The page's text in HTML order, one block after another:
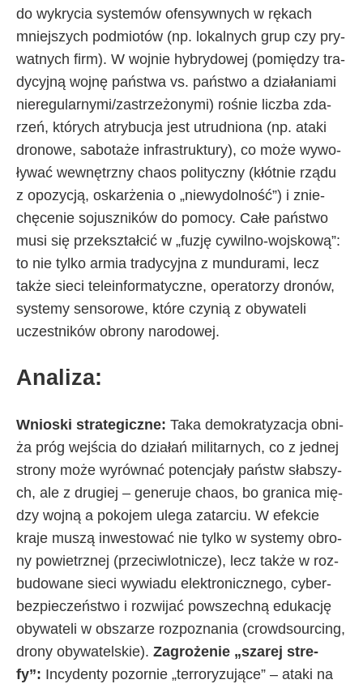
do wy­kry­cia sys­te­mów ofen­syw­ny­ch w rę­ka­ch
mniej­szy­ch pod­mio­tów (np. lo­kal­ny­ch grup czy pry­
wat­ny­ch firm). W woj­nie hy­bry­do­wej (po­mię­dzy tra­
dy­cyj­ną woj­nę pań­stwa vs. pań­stwo a dzia­ła­nia­mi
nie­re­gu­lar­ny­mi/za­strze­żo­ny­mi) ro­śnie licz­ba zda­
rzeń, któ­ry­ch atry­bu­cja je­st utrud­nio­na (np. ata­ki
dro­no­we, sa­bo­ta­że in­fra­struk­tu­ry), co mo­że wy­wo­
ły­wać we­wnętrz­ny cha­os po­li­tycz­ny (kłót­nie rzą­du
z opo­zy­cją, oskar­że­nia o „nie­wy­dol­no­ść”) i znie­
chę­ce­nie so­jusz­ni­ków do po­mo­cy. Ca­łe pań­stwo
mu­si się prze­kształ­cić w „fu­zję cy­wil­no-woj­sko­wą”:
to nie tyl­ko ar­mia tra­dy­cyj­na z mun­du­ra­mi, le­cz
tak­że sie­ci te­le­in­for­ma­tycz­ne, ope­ra­to­rzy dro­nów,
sys­te­my sen­so­ro­we, któ­re czy­nią z oby­wa­te­li
uczest­ni­ków obro­ny na­ro­do­wej.
Ana­li­za:
Wnio­ski stra­te­gicz­ne: Ta­ka de­mo­kra­ty­za­cja ob­ni­
ża próg wej­ścia do dzia­łań mi­li­tar­ny­ch, co z jed­nej
stro­ny mo­że wy­rów­nać po­ten­cja­ły pań­stw słab­szy­
ch, ale z dru­giej – ge­ne­ru­je cha­os, bo gra­ni­ca mię­
dzy woj­ną a po­ko­jem ule­ga za­tar­ciu. W efek­cie
kra­je mu­szą in­we­sto­wać nie tyl­ko w sys­te­my obro­
ny po­wietrz­nej (prze­ciw­lot­ni­cze), le­cz tak­że w roz­
bu­do­wa­ne sie­ci wy­wia­du elek­tro­nicz­ne­go, cy­ber­
bez­pie­czeń­stwo i roz­wi­jać po­wszech­ną edu­ka­cję
oby­wa­te­li w ob­sza­rze roz­po­zna­nia (crowd­so­ur­cing,
dro­ny oby­wa­tel­skie). Za­gro­że­nie „sza­rej stre­
fy”: In­cy­den­ty po­zor­nie „ter­ro­ry­zu­ją­ce” – ata­ki na